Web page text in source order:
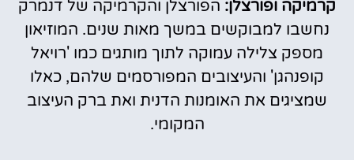
קרמיקה ופורצלן: הפורצלן והקרמיקה של דנמרק
נחשבו למבוקשים במשך מאות שנים. המוזיאון
מספק צלילה עמוקה לתוך מותגים כמו 'רויאל
קופנהגן' והעיצובים המפורסמים שלהם, כאלו
שמציגים את האומנות הדנית ואת ברק העיצוב
המקומי.